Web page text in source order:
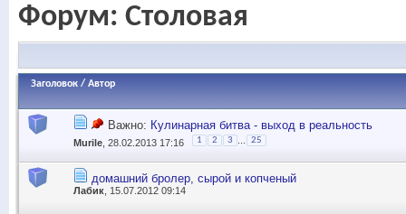
Форум: Столовая
Заголовок / Автор
Важно: Кулинарная битва - выход в реальность
Murile , 28.02.2013 17:16 1 2 3 25
домашний бролер, сырой и копченый
Лабик, 15.07.2012 09:14